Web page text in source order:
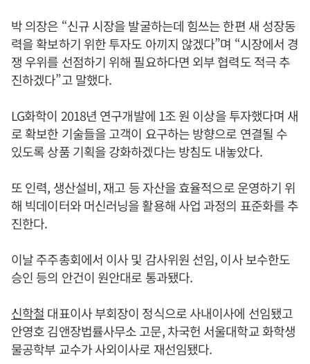
박 의장은 “신규 시장을 발굴하는데 힘쓰는 한편 새 성장동
력을 확보하기 위한 투자도 아끼지 않겠다”며 “시장에서 경
쟁 우위를 선점하기 위해 필요하다면 외부 협력도 적극 추
진하겠다”고 말했다.
LG화학이 2018년 연구개발에 1조 원 이상을 투자했다며 새
로 확보한 기술들을 고객이 요구하는 방향으로 연결될 수
있도록 상품 기획을 강화하겠다는 방침도 내놓았다.
또 인력, 생산설비, 재고 등 자산을 효율적으로 운영하기 위
해 빅데이터와 머신러닝을 활용해 사업 과정의 표준화를 추
진한다.
이날 주주총회에서 이사 및 감사위원 선임, 이사 보수한도
승인 등의 안건이 원안대로 통과됐다.
신학철 대표이사 부회장이 정식으로 사내이사에 선임됐고
안영호 김앤장법률사무소 고문, 차국헌 서울대학교 화학생
물공학부 교수가 사외이사로 재선임됐다.